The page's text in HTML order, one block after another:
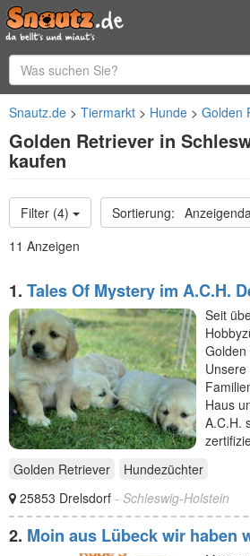
Snautz.de Tiermarkt Hunde Golden
Golden Retriever in
kaufen
Filter (4)
11 Anzeigen
1. Tales Of Mystery im A.C.H.
Seit
Golden
Haus
A.C.H.
Golden Retriever
Hundezüchter
25853 Drelsdorf - Schleswig-Holstein
2. Moin aus Lübeck wir haben